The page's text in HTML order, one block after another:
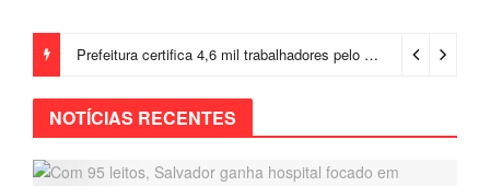
Prefeitura certifica 4,6 mil trabalhadores pelo programa Treinar para Empregar e realiza Feirão de Empregabilidade
NOTÍCIAS RECENTES